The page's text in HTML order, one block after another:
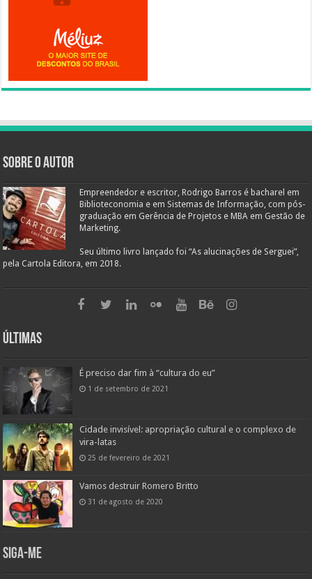
Sobre o autor
Empreendedor e escritor, Rodrigo Barros é bacharel em
Biblioteconomia e em Sistemas de Informação, com pós-
graduação em Gerência de Projetos e MBA em Gestão de
Marketing.
Seu último livro lançado foi “As alucinações de Serguei”,
pela Cartola Editora, em 2018.
Últimas
É preciso dar fim à “cultura do eu”
1 de setembro de 2021
Cidade invisível: apropriação cultural e o complexo de
vira-latas
25 de fevereiro de 2021
Vamos destruir Romero Britto
31 de agosto de 2020
Siga-me